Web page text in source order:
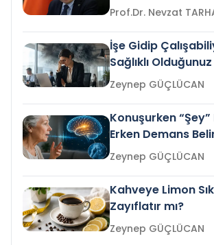
Prof.Dr. Nevzat
İşe Gidip
Sağlıklı
Gelir mi?Zeynep GÜÇLÜCAN
Konuşurken
Erken Demans
mi?
Zeynep GÜÇLÜCAN
Kahveye Limon
Zayıflatır mı?
Zeynep GÜÇLÜCAN